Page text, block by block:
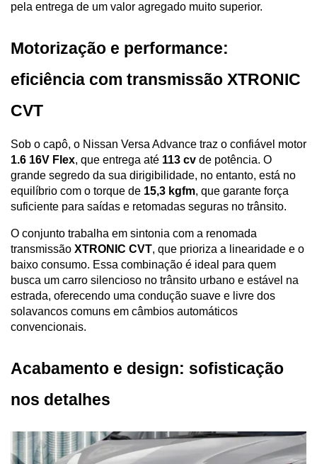
pela entrega de um valor agregado muito superior.
Motorização e performance:
eficiência com transmissão XTRONIC
CVT
1.6 16V Flex, que entrega até 113 cv de potência. O
grande segredo da sua dirigibilidade, no entanto, está no
equilíbrio com o torque de 15,3 kgfm, que garante força
suficiente para saídas e retomadas seguras no trânsito.
O conjunto trabalha em sintonia com a renomada
transmissão XTRONIC CVT, que prioriza a linearidade e o
baixo consumo. Essa combinação é ideal para quem
busca um carro silencioso no trânsito urbano e estável na
estrada, oferecendo uma condução suave e livre dos
solavancos comuns em câmbios automáticos
convencionais.
Acabamento e design: sofisticação
nos detalhes